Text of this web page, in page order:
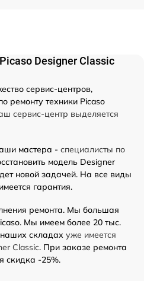
Designer Classic
сервис-центров,
ремонту техники Picaso
сервис-центр выделяется
мастера - специалисты по
модель Designer
новой задачей. На все виды
гарантия.
ремонта. Мы большая
Мы имеем более 20 тыс.
складах уже имеется
Classic. При заказе ремонта
скидка -25%.